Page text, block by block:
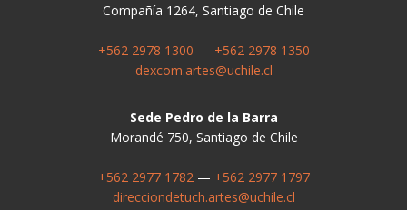
Compañía 1264, Santiago de Chile
+562 2978 1300 — +562 2978 1350
dexcom.artes@uchile.cl
Sede Pedro de la Barra
Morandé 750, Santiago de Chile
+562 2977 1782 — +562 2977 1797
direcciondetuch.artes@uchile.cl